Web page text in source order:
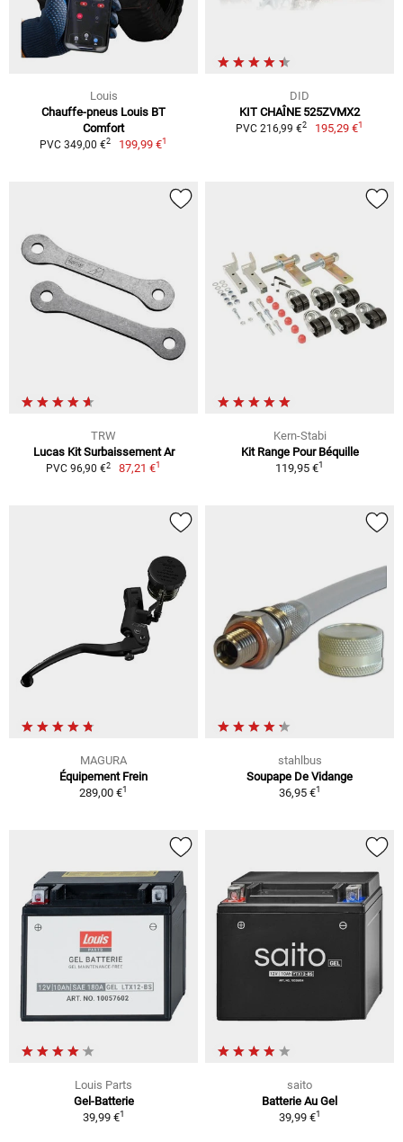
Louis
Chauffe-pneus Louis BT
Comfort
PVC 349,00 €2 199,99 €1
DID
KIT CHAÎNE 525ZVMX2
PVC 216,99 €2 195,29 €1
TRW
Lucas Kit Surbaissement Ar
PVC 96,90 €2 87,21 €1
Kern-Stabi
Kit Range Pour Béquille
119,95 €1
MAGURA
Équipement Frein
289,00 €1
stahlbus
Soupape De Vidange
36,95 €1
Louis Parts
Gel-Batterie
39,99 €1
saito
Batterie Au Gel
39,99 €1